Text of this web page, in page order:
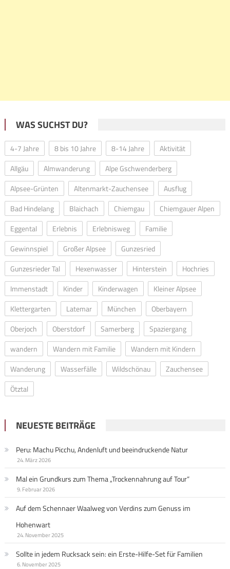
WAS SUCHST DU?
4-7 Jahre 8 bis 10 Jahre 8-14 Jahre
Aktivität
Allgäu
Almwanderung
Alpe Gschwenderberg
Alpsee-Grünten
Altenmarkt-Zauchensee
Ausflug
Bad Hindelang
Blaichach Chiemgau
Chiemgauer Alpen
Eggental
Erlebnis Erlebnisweg
Familie
Gewinnspiel
Großer Alpsee
Gunzesried
Gunzesrieder Tal
Hexenwasser Hinterstein
Hochries
Immenstadt
Kinder Kinderwagen
Kleiner Alpsee
Klettergarten
Latemar München
Oberbayern
Oberjoch
Oberstdorf Samerberg
Spaziergang
wandern
Wandern mit Familie
Wandern mit Kindern
Wanderung
Wasserfälle Wildschönau
Zauchensee
Ötztal
NEUESTE BEITRÄGE
Peru: Machu Picchu, Andenluft und beeindruckende Natur
24. März 2026
Mal ein Grundkurs zum Thema „Trockennahrung auf Tour“
9. Februar 2026
Auf dem Schennaer Waalweg von Verdins zum Genuss im
Hohenwart
24. November 2025
Sollte in jedem Rucksack sein: ein Erste-Hilfe-Set für Familien
6. November 2025